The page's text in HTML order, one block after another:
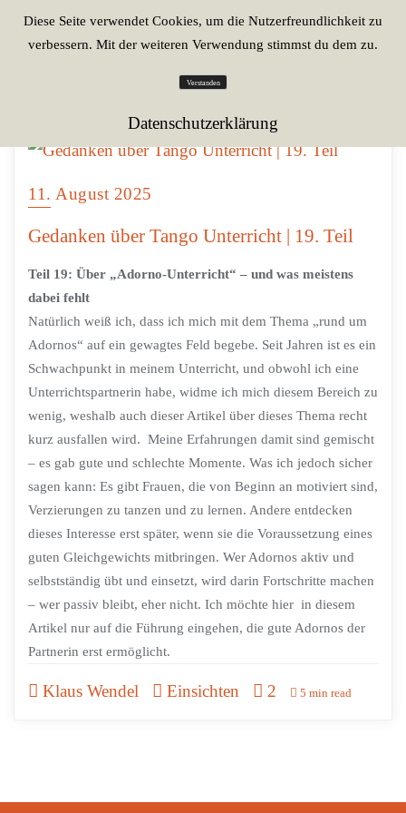
11. August 2025
Gedanken über Tango Unterricht | 19. Teil
Teil 19: Über „Adorno-Unterricht“ – und was meistens
dabei fehlt
Natürlich weiß ich, dass ich mich mit dem Thema „rund um
Adornos“ auf ein gewagtes Feld begebe. Seit Jahren ist es ein
Schwachpunkt in meinem Unterricht, und obwohl ich eine
Unterrichtspartnerin habe, widme ich mich diesem Bereich zu
wenig, weshalb auch dieser Artikel über dieses Thema recht
kurz ausfallen wird. Meine Erfahrungen damit sind gemischt
– es gab gute und schlechte Momente. Was ich jedoch sicher
sagen kann: Es gibt Frauen, die von Beginn an motiviert sind,
Verzierungen zu tanzen und zu lernen. Andere entdecken
dieses Interesse erst später, wenn sie die Voraussetzung eines
guten Gleichgewichts mitbringen. Wer Adornos aktiv und
selbstständig übt und einsetzt, wird darin Fortschritte machen
– wer passiv bleibt, eher nicht. Ich möchte hier in diesem
Artikel nur auf die Führung eingehen, die gute Adornos der
Partnerin erst ermöglicht.
Klaus Wendel Einsichten 2 5 min read
Diese Seite verwendet Cookies, um die Nutzerfreundlichkeit zu
verbessern. Mit der weiteren Verwendung stimmst du dem zu.
Verstanden
Datenschutzerklärung